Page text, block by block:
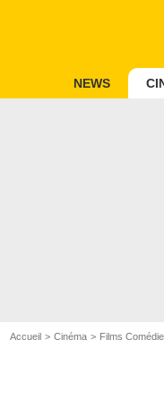
NEWS
Accueil Cinéma Films Comédie